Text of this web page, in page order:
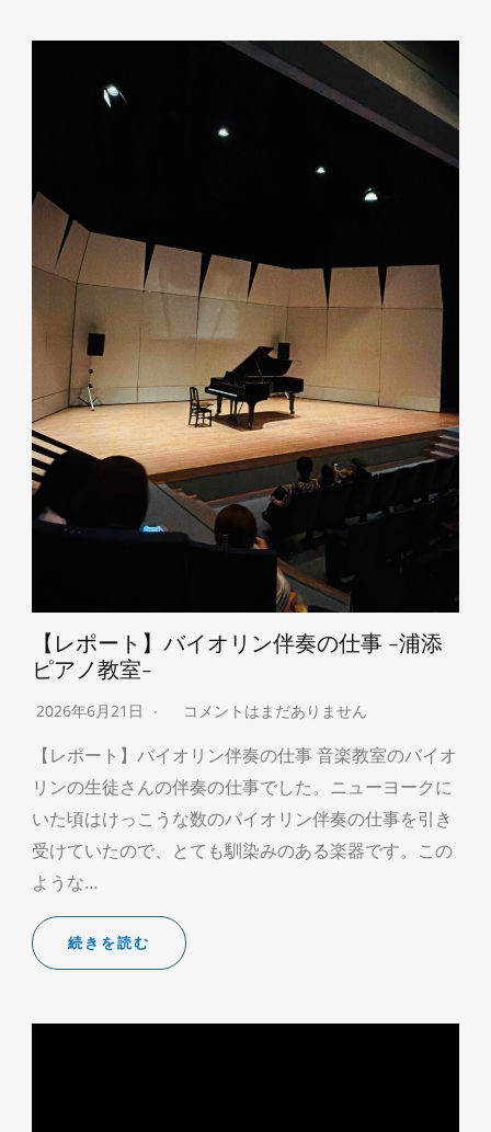
【レポート】バイオリン伴奏の仕事 -浦添
ピアノ教室-
2026年6月21日 コメントはまだありません
【レポート】バイオリン伴奏の仕事 音楽教室のバイオ
リンの生徒さんの伴奏の仕事でした。ニューヨークに
いた頃はけっこうな数のバイオリン伴奏の仕事を引き
受けていたので、とても馴染みのある楽器です。この
ような…
続きを読む